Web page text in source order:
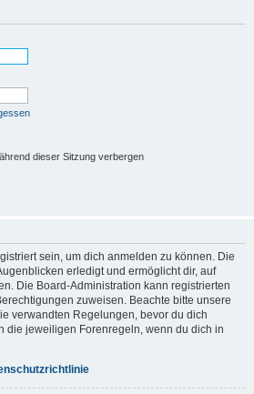
dieser Sitzung verbergen
sein, um dich anmelden zu können. Die
erledigt und ermöglicht dir, auf
Die Board-Administration kann registrierten
zuweisen. Beachte bitte unsere
verwandten Regelungen, bevor du dich
die jeweiligen Forenregeln, wenn du dich in